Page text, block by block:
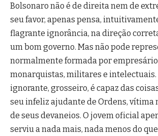
Bolsonaro não é de direita nem de
seu favor, apenas pensa,
flagrante ignorância, na direção
um bom governo. Mas não pode
normalmente formada por
monarquistas, militares e intelectuais.
ignorante, grosseiro, é capaz das
seu infeliz ajudante de Ordens, vítima
de seus devaneios. O jovem oficial
serviu a nada mais, nada menos do